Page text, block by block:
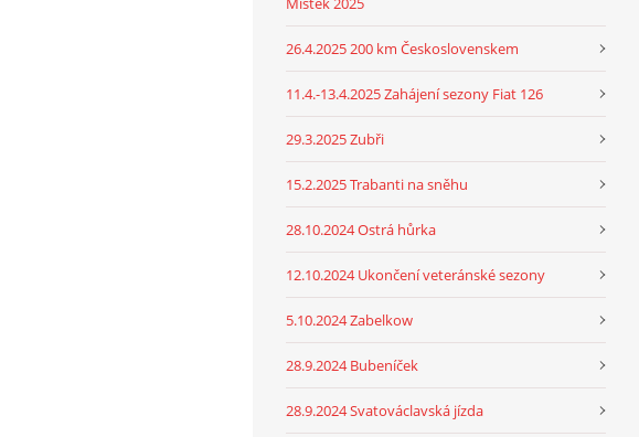
26.4.2025 200 km Československem
11.4.-13.4.2025 Zahájení sezony Fiat 126
29.3.2025 Zubři
15.2.2025 Trabanti na sněhu
28.10.2024 Ostrá hůrka
12.10.2024 Ukončení veteránské sezony
5.10.2024 Zabelkow
28.9.2024 Bubeníček
28.9.2024 Svatováclavská jízda